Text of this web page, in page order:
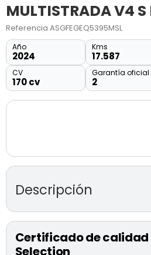
MULTISTRADA V4 S
Referencia ASGFEGEQ5395MSL
Año
2024
Kms
17.587
CV
170 cv
Garantía oficial
2
Descripción
Motor GRAN TURISMO V4 90º de
Certificado de calidad
Selection